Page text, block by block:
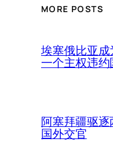
MORE POSTS
埃塞俄比亚
一个主权违约
阿塞拜疆驱
国外交官